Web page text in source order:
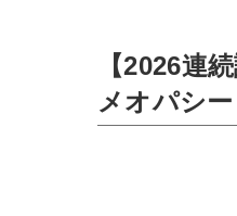
【2026連
メオパシ